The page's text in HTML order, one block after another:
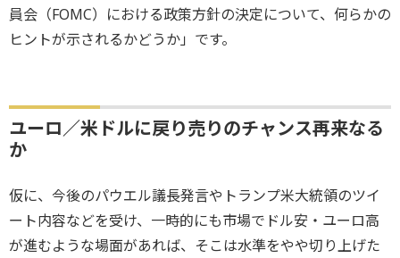
員会（FOMC）における政策方針の決定について、何らかの
ヒントが示されるかどうか」です。
ユーロ／米ドルに戻り売りのチャンス再来なる
か
仮に、今後のパウエル議長発言やトランプ米大統領のツイ
ート内容などを受け、一時的にも市場でドル安・ユーロ高
が進むような場面があれば、そこは水準をやや切り上げた